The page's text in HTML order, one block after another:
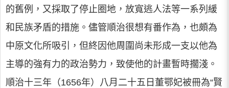
的舊例，又採取了停止圈地，放寬逃人法等一系列緩
和民族矛盾的措施。儘管順治很想有番作為，也頗為
中原文化所吸引，但終因他周圍尚未形成一支以他為
主導的強有力的政治勢力，致使他的計畫暫時擱淺。
順治十三年（1656年）八月二十五日董鄂妃被冊為“賢